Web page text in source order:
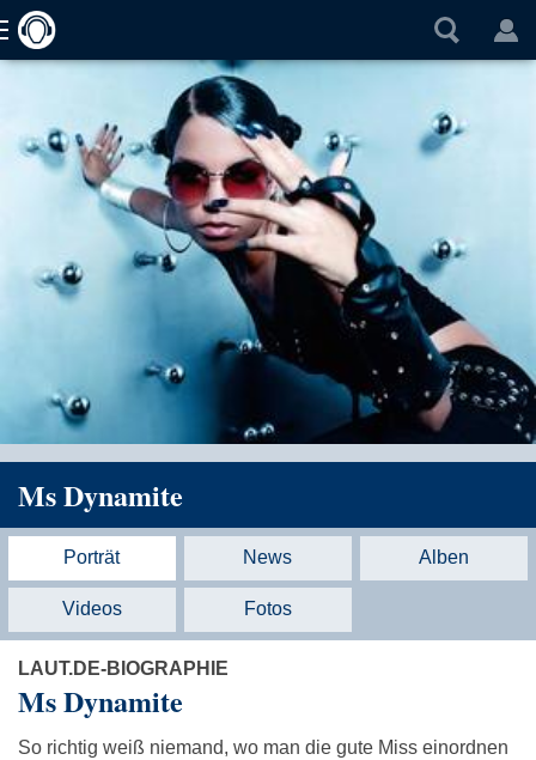
Ms Dynamite
Porträt News Alben
Videos Fotos
LAUT.DE-BIOGRAPHIE
Ms Dynamite
So richtig weiß niemand, wo man die gute Miss einordnen